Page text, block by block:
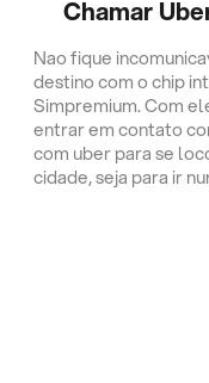
Chamar
Nao fique
destino com o chip
Simpremium. Com
entrar em contato
com uber para se
cidade, seja para ir